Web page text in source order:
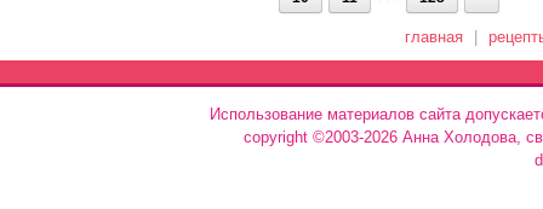
главная
Использование материалов сайта
copyright ©2003-2026 Анна Холодова,